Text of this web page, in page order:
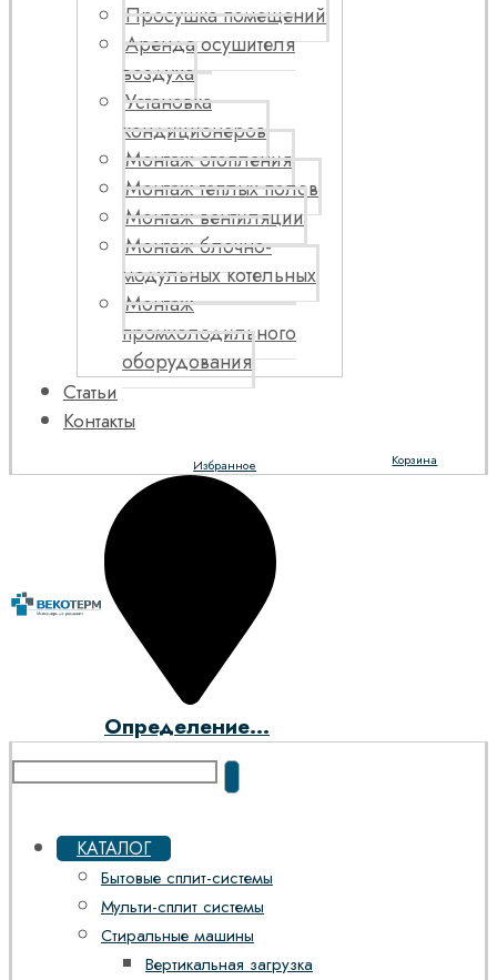
Просушка помещений
Аренда осушителя
воздуха
Установка
кондиционеров
Монтаж отопления
Монтаж теплых полов
Монтаж вентиляции
Монтаж блочно-
модульных котельных
Монтаж
промхолодильного
оборудования
Статьи
Контакты
Корзина
Избранное
Определение...
КАТАЛОГ
Бытовые сплит-системы
Мульти-сплит системы
Стиральные машины
Вертикальная загрузка